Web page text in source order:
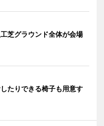
芝グラウンド全体が会場
たりできる椅子も用意す